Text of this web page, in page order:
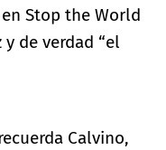
Stop the World
de verdad “el
Calvino,